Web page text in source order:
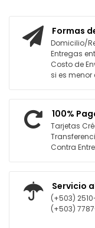
Formas
Domicilio/
Entregas
Costo de
si es menor
100%
Tarjetas
Contra
Servicio
(+503)
(+503)